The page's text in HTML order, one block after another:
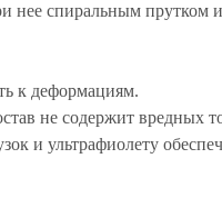
нее спиральным прутком
к деформациям.
не содержит вредных
и ультрафиолету